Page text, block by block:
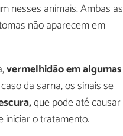
nesses animais. Ambas as
não aparecem em
vermelhidão em algumas
da sarna, os sinais se
que pode até causar
iniciar o tratamento.